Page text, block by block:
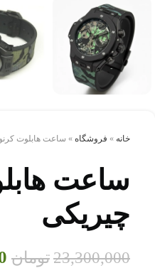
خانه » فروشگاه » ساعت هابلوت
ساعت
چيريکی
23,300,000 تومان